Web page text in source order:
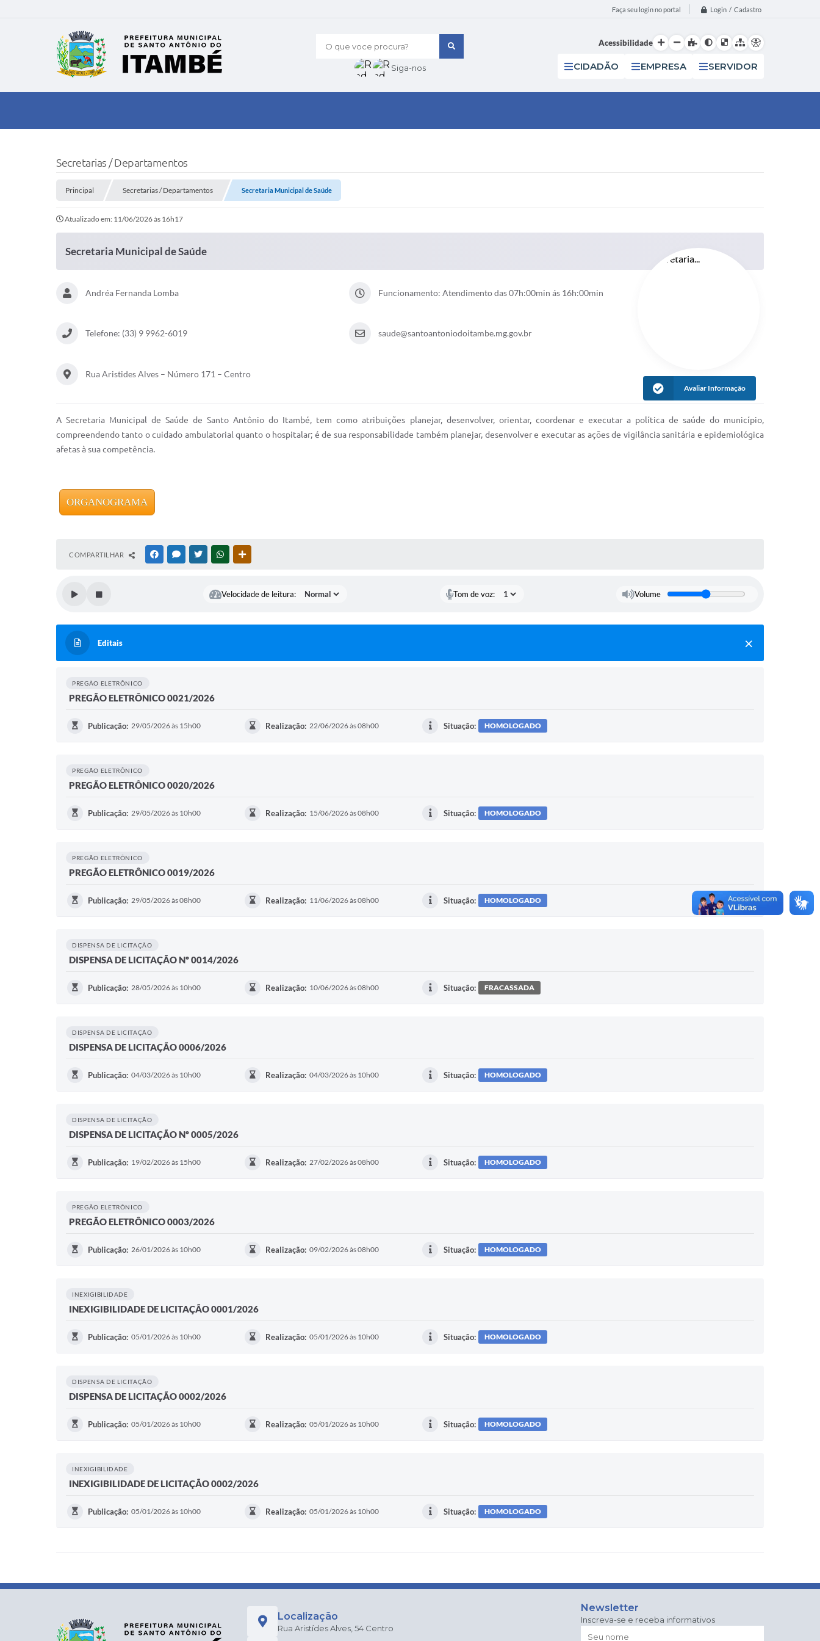
Faça seu login no portal Login / Cadastro
O que voce procura?
Siga-nos
Acessibilidade
CIDADÃO EMPRESA SERVIDOR
Secretarias / Departamentos
Principal Secretarias / Departamentos Secretaria Municipal de Saúde
Atualizado em: 11/06/2026 às 16h17
Secretaria Municipal de Saúde
Andréa Fernanda Lomba Funcionamento: Atendimento das 07h:00min ás 16h:00min
Telefone: (33) 9 9962-6019 saude@santoantoniodoitambe.mg.gov.br
Rua Aristides Alves – Número 171 – Centro
Avaliar Informação
A Secretaria Municipal de Saúde de Santo Antônio do Itambé, tem como atribuições planejar, desenvolver, orientar, coordenar e executar a política de saúde do município,
compreendendo tanto o cuidado ambulatorial quanto o hospitalar; é de sua responsabilidade também planejar, desenvolver e executar as ações de vigilância sanitária e epidemiológica
afetas à sua competência.
ORGANOGRAMA
COMPARTILHAR FACEBOOKMESSENGER
TWITTERWHATSAPP
Velocidade de leitura: Tom de voz: Volume
Editais
PREGÃO ELETRÔNICO
PREGÃO ELETRÔNICO 0021/2026
Publicação: 29/05/2026 às 15h00 Realização: 22/06/2026 às 08h00 Situação: HOMOLOGADO
PREGÃO ELETRÔNICO
PREGÃO ELETRÔNICO 0020/2026
Publicação: 29/05/2026 às 10h00 Realização: 15/06/2026 às 08h00 Situação: HOMOLOGADO
PREGÃO ELETRÔNICO
PREGÃO ELETRÔNICO 0019/2026
Publicação: 29/05/2026 às 08h00 Realização: 11/06/2026 às 08h00 Situação: HOMOLOGADO
DISPENSA DE LICITAÇÃO
DISPENSA DE LICITAÇÃO Nº 0014/2026
Publicação: 28/05/2026 às 10h00 Realização: 10/06/2026 às 08h00 Situação: FRACASSADA
DISPENSA DE LICITAÇÃO
DISPENSA DE LICITAÇÃO 0006/2026
Publicação: 04/03/2026 às 10h00 Realização: 04/03/2026 às 10h00 Situação: HOMOLOGADO
DISPENSA DE LICITAÇÃO
DISPENSA DE LICITAÇÃO Nº 0005/2026
Publicação: 19/02/2026 às 15h00 Realização: 27/02/2026 às 08h00 Situação: HOMOLOGADO
PREGÃO ELETRÔNICO
PREGÃO ELETRÔNICO 0003/2026
Publicação: 26/01/2026 às 10h00 Realização: 09/02/2026 às 08h00 Situação: HOMOLOGADO
INEXIGIBILIDADE
INEXIGIBILIDADE DE LICITAÇÃO 0001/2026
Publicação: 05/01/2026 às 10h00 Realização: 05/01/2026 às 10h00 Situação: HOMOLOGADO
DISPENSA DE LICITAÇÃO
DISPENSA DE LICITAÇÃO 0002/2026
Publicação: 05/01/2026 às 10h00 Realização: 05/01/2026 às 10h00 Situação: HOMOLOGADO
INEXIGIBILIDADE
INEXIGIBILIDADE DE LICITAÇÃO 0002/2026
Publicação: 05/01/2026 às 10h00 Realização: 05/01/2026 às 10h00 Situação: HOMOLOGADO
Localização
Rua Aristídes Alves, 54 Centro
Newsletter
Inscreva-se e receba informativos